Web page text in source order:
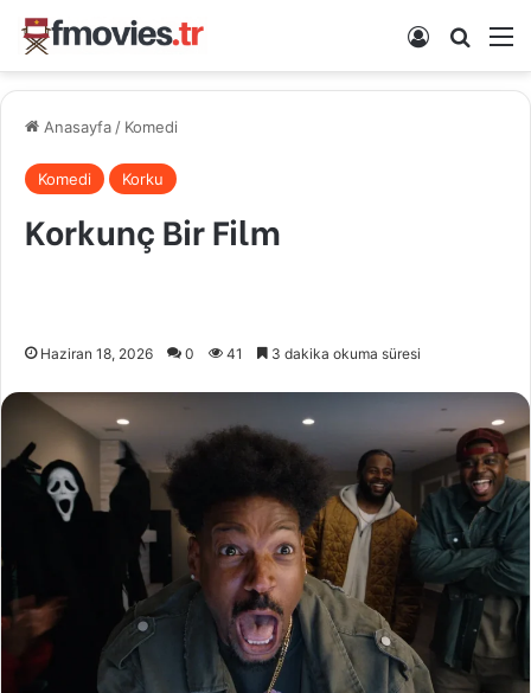
Kayıt Ol
Anasayfa / Komedi
Komedi Korku
Korkunç Bir Film
Haziran 18, 2026 0 41 3 dakika okuma süresi